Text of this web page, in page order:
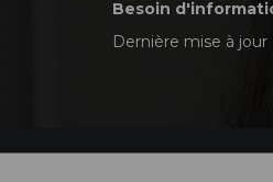
Besoin
Dernière mise à